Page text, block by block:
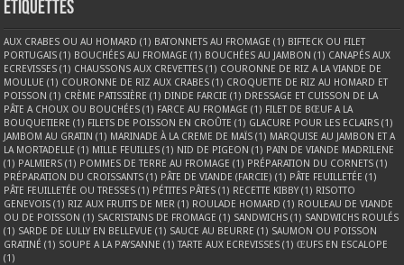
Étiquettes
AUX CRABES OU AU HOMARD (1) BATONNETS AU FROMAGE (1) BIFTECK OU FILET
PORTUGAIS (1) BOUCHÉES AU FROMAGE (1) BOUCHÉES AU JAMBON (1) CANAPÉS AUX
ECREVISSES (1) CHAUSSONS AUX CREVETTES (1) COURONNE DE RIZ A LA VIANDE DE
MOULUE (1) COURONNE DE RIZ AUX CRABES (1) CROQUETTE DE RIZ AU HOMARD ET
POISSON (1) CRÈME PATISSIÈRE (1) DINDE FARCIE (1) DRESSAGE ET CUISSON DE LA
PÂTE A CHOUX OU BOUCHÉES (1) FARCE AU FROMAGE (1) FILET DE BŒUF A LA
BOUQUETIERE (1) FILETS DE POISSON EN CROÛTE (1) GLACURE POUR LES ECLAIRS (1)
JAMBOM AU GRATIN (1) MARINADE À LA CREME DE MAÏS (1) MARQUISE AU JAMBON ET A
LA MORTADELLE (1) MILLE FEUILLES (1) NID DE PIGEON (1) PAIN DE VIANDE MADRILENE
(1) PALMIERS (1) POMMES DE TERRE AU FROMAGE (1) PRÉPARATION DU CORNETS (1)
PRÉPARATION DU CROISSANTS (1) PÂTE DE VIANDE (FARCIE) (1) PÂTE FEUILLETÉE (1)
PÂTE FEUILLETÉE OU TRESSES (1) PÉTITES PÂTES (1) RECETTE KIBBY (1) RISOTTO
GENEVOIS (1) RIZ AUX FRUITS DE MER (1) ROULADE HOMARD (1) ROULEAU DE VIANDE
OU DE POISSON (1) SACRISTAINS DE FROMAGE (1) SANDWICHS (1) SANDWICHS ROULÉS
(1) SARDE DE LULLY EN BELLEVUE (1) SAUCE AU BEURRE (1) SAUMON OU POISSON
GRATINÉ (1) SOUPE A LA PAYSANNE (1) TARTE AUX ECREVISSES (1) ŒUFS EN ESCALOPE
(1)